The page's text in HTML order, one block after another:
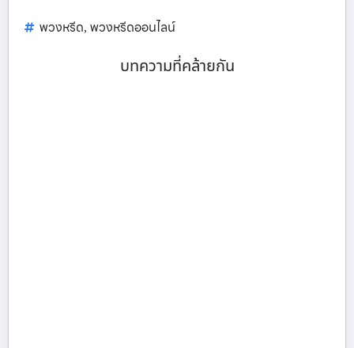
พวงหรีด, พวงหรีดออนไลน์
บทความที่คล้ายกัน